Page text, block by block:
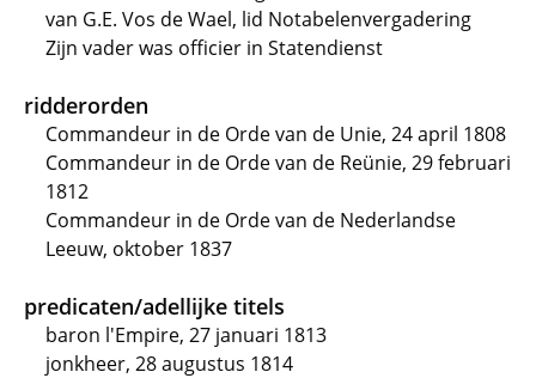
van G.E. Vos de Wael, lid Notabelenvergadering
Zijn vader was officier in Statendienst
ridderorden
Commandeur in de Orde van de Unie, 24 april 1808
Commandeur in de Orde van de Reünie, 29 februari
1812
Commandeur in de Orde van de Nederlandse
Leeuw, oktober 1837
predicaten/adellijke titels
baron l'Empire, 27 januari 1813
jonkheer, 28 augustus 1814